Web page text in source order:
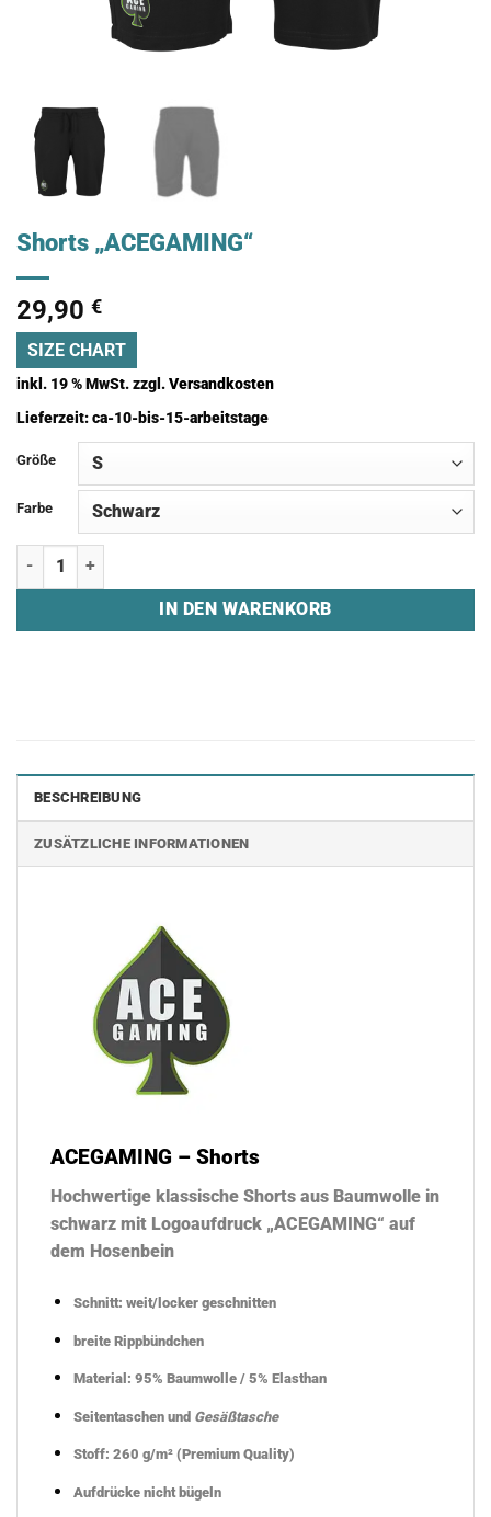
Shorts „ACEGAMING“
29,90 €
SIZE CHART
inkl. 19 % MwSt.zzgl.Versandkosten
Lieferzeit:ca-10-bis-15-arbeitstage
Größe
Farbe
Shorts "ACEGAMING" Menge
IN DEN WARENKORB
BESCHREIBUNG
ZUSÄTZLICHE INFORMATIONEN
ACEGAMING – Shorts
Hochwertige klassische Shorts aus Baumwolle in
schwarz mit Logoaufdruck „ACEGAMING“ auf
dem Hosenbein
Schnitt: weit/locker geschnitten
breite Rippbündchen
Material: 95% Baumwolle / 5% Elasthan
Seitentaschen und Gesäßtasche
Stoff: 260 g/m² (Premium Quality)
Aufdrücke nicht bügeln